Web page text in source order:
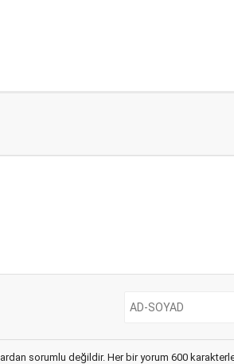
sorumlu değildir. Her bir yorum 600 karakterle